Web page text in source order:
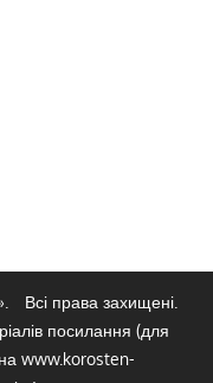
Всі права захищені.
посилання (для
на www.korosten-